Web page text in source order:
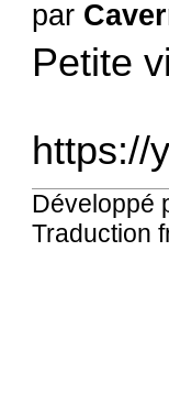
par
Petite
https://
Développé
Traduction